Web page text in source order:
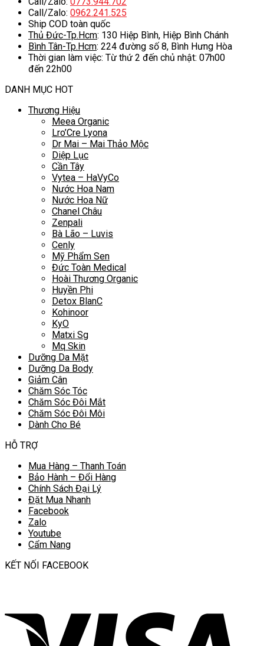
Call/Zalo: 0962.241.525
Ship COD toàn quốc
Thủ Đức-Tp.Hcm: 130 Hiệp Bình, Hiệp Bình Chánh
Bình Tân-Tp.Hcm: 224 đường số 8, Bình Hưng Hòa
Thời gian làm việc: Từ thứ 2 đến chủ nhật: 07h00
đến 22h00
DANH MỤC HOT
Thương Hiệu
Meea Organic
Lro’Cre Lyona
Dr Mai – Mai Thảo Mộc
Diệp Lục
Cần Tây
Vytea – HaVyCo
Nước Hoa Nam
Nước Hoa Nữ
Chanel Châu
Zenpali
Bà Lão – Luvis
Cenly
Mỹ Phẩm Sen
Đức Toàn Medical
Hoài Thương Organic
Huyền Phi
Detox BlanC
Kohinoor
KyO
Matxi Sg
Mq Skin
Dưỡng Da Mặt
Dưỡng Da Body
Giảm Cân
Chăm Sóc Tóc
Chăm Sóc Đôi Mắt
Chăm Sóc Đôi Môi
Dành Cho Bé
HỖ TRỢ
Mua Hàng – Thanh Toán
Bảo Hành – Đổi Hàng
Chính Sách Đại Lý
Đặt Mua Nhanh
Facebook
Zalo
Youtube
Cẩm Nang
KẾT NỐI FACEBOOK